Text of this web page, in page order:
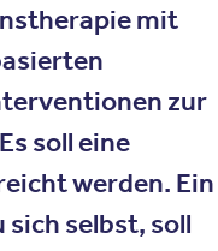
mit
zur
soll eine
werden. Ein
selbst, soll